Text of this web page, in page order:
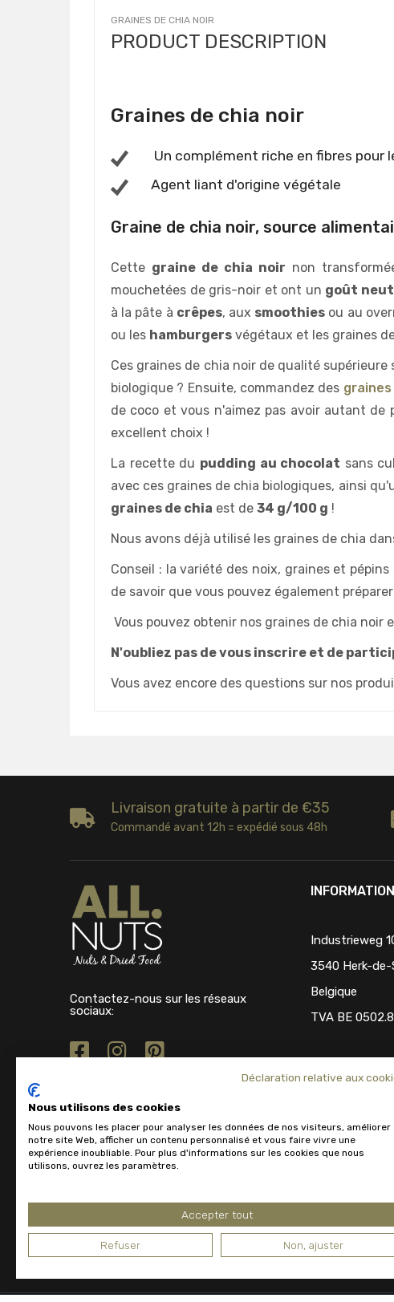
GRAINES DE CHIA NOIR
PRODUCT DESCRIPTION
Graines de chia noir
Un complément riche en fibres pour
Agent liant d'origine végétale
Graine de chia noir, source
Cette graine de chia noir non
mouchetées de gris-noir et ont un goût
à la pâte à crêpes, aux smoothies ou au
ou les hamburgers végétaux et les graines
Ces graines de chia noir de qualité
biologique ? Ensuite, commandez des
de coco et vous n'aimez pas avoir autant
excellent choix !
La recette du pudding au chocolat sans
avec ces graines de chia biologiques, ainsi
graines de chia est de 34 g/100 g !
Nous avons déjà utilisé les graines de chia
Conseil : la variété des noix, graines et
de savoir que vous pouvez également
Vous pouvez obtenir nos graines de chia
N'oubliez pas de vous inscrire et de
Vous avez encore des questions sur nos
Livraison gratuite à partir de €35
Commandé avant 12h = expédié sous 48h
Contactez-nous sur les réseaux
sociaux:
INFORMATION
Industrieweg
3540 Herk-
Belgique
TVA BE
Déclaration relative aux
Nous utilisons des cookies
Nous pouvons les placer pour analyser les données de nos visiteurs, améliorer
notre site Web, afficher un contenu personnalisé et vous faire vivre une
expérience inoubliable. Pour plus d'informations sur les cookies que nous
utilisons, ouvrez les paramètres.
Accepter tout
Refuser Non, ajuster